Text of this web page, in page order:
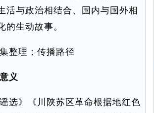
活与政治相结合、国内与国外相
生动故事。
整理；传播路径
义
选》《川陕苏区革命根据地红色